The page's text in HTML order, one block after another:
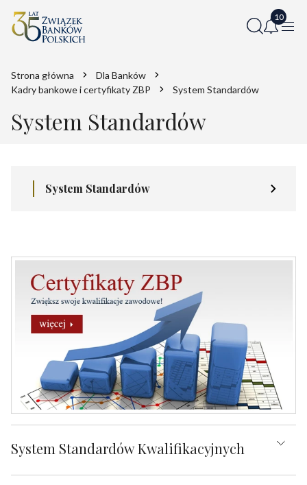
Strona główna
Dla Banków
Kadry bankowe i certyfikaty ZBP
System Standardów
System Standardów
System Standardów
System Standardów Kwalifikacyjnych